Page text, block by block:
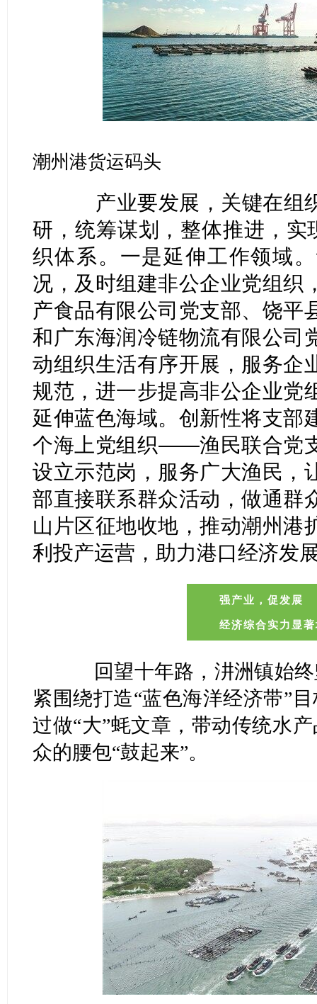
潮州港货运码头
产业要发展，关键在组
研，统筹谋划，整体推进，实
织体系。一是延伸工作领域
况，及时组建非公企业党组织
产食品有限公司党支部、饶平
和广东海润冷链物流有限公司
动组织生活有序开展，服务企
规范，进一步提高非公企业党
延伸蓝色海域。创新性将支部
个海上党组织——渔民联合党
设立示范岗，服务广大渔民，
部直接联系群众活动，做通群
山片区征地收地，推动潮州港
利投产运营，助力港口经济发
强产业，促发展
经济综合实力显
回望十年路，汫洲镇始终
紧围绕打造“蓝色海洋经济带”
过做“大”蚝文章，带动传统水
众的腰包“鼓起来”。